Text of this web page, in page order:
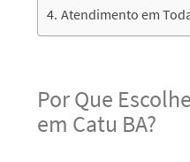
Atendimento em
Por Que
em Catu BA?